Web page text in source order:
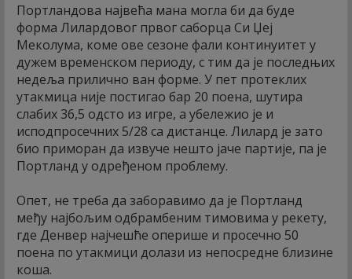
Портландова највећа мана могла би да буде
форма Лилардовог првог саборца Си Џеј
Меколума, коме ове сезоне фали континуитет у
дужем временском периоду, с тим да је последњих
недеља прилично ван форме. У пет протеклих
утакмица није постигао бар 20 поена, шутира
слабих 36,5 одсто из игре, а убележио је и
исподпросечних 5/28 са дистанце. Лилард је зато
био приморан да извуче нешто јаче партије, па је
Портланд у одређеном проблему.
Опет, не треба да заборавимо да је Портланд
међу најбољим одбрамбеним тимовима у рекету,
где Денвер најчешће оперише и просечно 50
поена по утакмици долази из непосредне близине
коша.